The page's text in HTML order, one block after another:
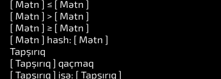
[ Mətn ] ≤ [ Mətn ]
[ Mətn ] > [ Mətn ]
[ Mətn ] ≥ [ Mətn ]
[ Mətn ] hash: [ Mətn ]
Tapşırıq
[ Tapşırıq ] qaçmaq
[ Tapşırıq ] isə: [ Tapşırıq ]